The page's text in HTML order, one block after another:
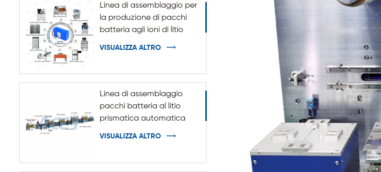
Linea di assemblaggio per
la produzione di pacchi
batteria agli ioni di litio
VISUALIZZA ALTRO
Linea di assemblaggio
pacchi batteria al litio
prismatica automatica
VISUALIZZA ALTRO